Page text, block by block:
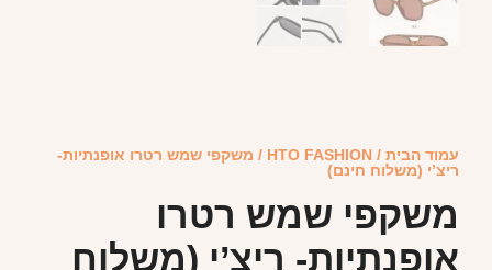
עמוד הבית /
HTO FASHION / משקפי שמש רטרו אופנתיות-
ריצ’י (משלוח חינם)
משקפי שמש רטרו
אופנתיות- ריצ’י (משלוח